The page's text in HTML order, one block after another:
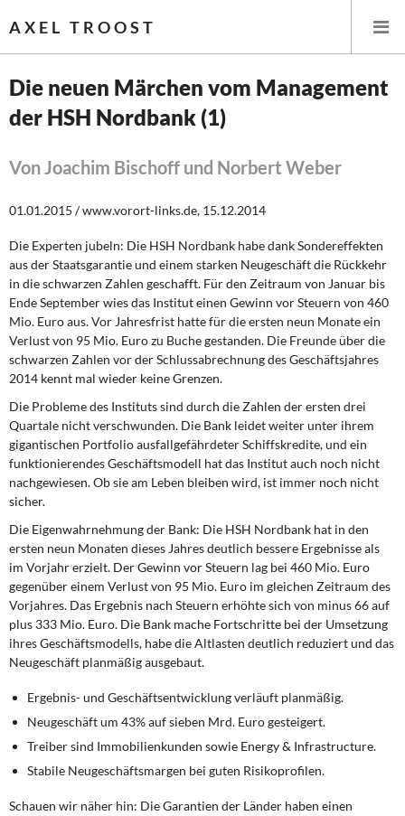
AXEL TROOST
Startseite
Themen
Leitlinien linker Wirtschafts- und Finanzpolitik
Wirtschaftspolitik
Steuer- und Finanzpolitik
Öffentliche Infrastruktur und Daseinsvorsorge
Eurokrise und Griechenland
DIE LINKE
Weitere Themen
Memo-Gruppe
Institut Solidarische Moderne
Rosa-Luxemburg-Stiftung
Über mich
Die neuen Märchen vom Management
der HSH Nordbank (1)
Von Joachim Bischoff und Norbert Weber
01.01.2015 / www.vorort-links.de, 15.12.2014
Die Experten jubeln: Die HSH Nordbank habe dank Sondereffekten
aus der Staatsgarantie und einem starken Neugeschäft die Rückkehr
in die schwarzen Zahlen geschafft. Für den Zeitraum von Januar bis
Ende September wies das Institut einen Gewinn vor Steuern von 460
Mio. Euro aus. Vor Jahresfrist hatte für die ersten neun Monate ein
Verlust von 95 Mio. Euro zu Buche gestanden. Die Freunde über die
schwarzen Zahlen vor der Schlussabrechnung des Geschäftsjahres
2014 kennt mal wieder keine Grenzen.
Die Probleme des Institutssind durch die Zahlen der ersten drei
Quartale nicht verschwunden. Die Bank leidet weiter unter ihrem
gigantischen Portfolio ausfallgefährdeter Schiffskredite, und ein
funktionierendes Geschäftsmodell hat das Institut auch noch nicht
nachgewiesen. Ob sie am Leben bleiben wird, ist immer noch nicht
sicher.
Die Eigenwahrnehmung der Bank: Die HSH Nordbank hat in den
ersten neun Monaten dieses Jahres deutlich bessere Ergebnisse als
im Vorjahr erzielt. Der Gewinn vor Steuern lag bei 460 Mio. Euro
gegenüber einem Verlust von 95 Mio. Euro im gleichen Zeitraum des
Vorjahres. Das Ergebnis nach Steuern erhöhte sich von minus 66 auf
plus 333 Mio. Euro. Die Bank mache Fortschritte bei der Umsetzung
ihres Geschäftsmodells, habe die Altlasten deutlich reduziert und das
Neugeschäft planmäßig ausgebaut.
Ergebnis- und Geschäftsentwicklung verläuft planmäßig.
Neugeschäft um 43% auf sieben Mrd. Euro gesteigert.
Treiber sind Immobilienkunden sowie Energy & Infrastructure.
Stabile Neugeschäftsmargen bei guten Risikoprofilen.
Schauen wir näher hin: Die Garantien der Länder haben einen